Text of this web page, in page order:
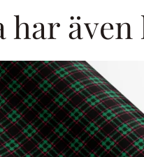
har även